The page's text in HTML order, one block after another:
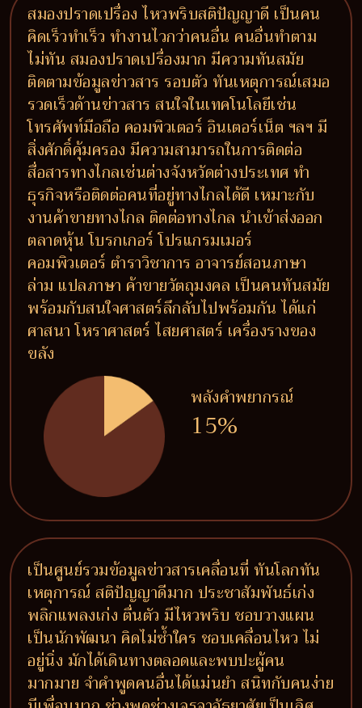
สมองปราดเปรื่อง ไหวพริบสติปัญญาดี เป็นคน
คิดเร็วทำเร็ว ทำงานไวกว่าคนอื่น คนอื่นทำตาม
ไม่ทัน สมองปราดเปรื่องมาก มีความทันสมัย
ติดตามข้อมูลข่าวสาร รอบตัว ทันเหตุการณ์เสมอ
รวดเร็วด้านข่าวสาร สนใจในเทคโนโลยีเช่น
โทรศัพท์มือถือ คอมพิวเตอร์ อินเตอร์เน็ต ฯลฯ มี
สิ่งศักดิ์คุ้มครอง มีความสามารถในการติดต่อ
สื่อสารทางไกลเช่นต่างจังหวัดต่างประเทศ ทำ
ธุรกิจหรือติดต่อคนที่อยู่ทางไกลได้ดี เหมาะกับ
งานค้าขายทางไกล ติดต่อทางไกล นำเข้าส่งออก
ตลาดหุ้น โบรกเกอร์ โปรแกรมเมอร์
คอมพิวเตอร์ ตำราวิชาการ อาจารย์สอนภาษา
ล่าม แปลภาษา ค้าขายวัตถุมงคล เป็นคนทันสมัย
พร้อมกับสนใจศาสตร์ลึกลับไปพร้อมกัน ได้แก่
ศาสนา โหราศาสตร์ ไสยศาสตร์ เครื่องรางของ
ขลัง
พลังคำพยากรณ์
15%
เป็นศูนย์รวมข้อมูลข่าวสารเคลื่อนที่ ทันโลกทัน
เหตุการณ์ สติปัญญาดีมาก ประชาสัมพันธ์เก่ง
พลิกแพลงเก่ง ตื่นตัว มีไหวพริบ ชอบวางแผน
เป็นนักพัฒนา คิดไม่ซ้ำใคร ชอบเคลื่อนไหว ไม่
อยู่นิ่ง มักได้เดินทางตลอดและพบปะผู้คน
มากมาย จำคำพูดคนอื่นได้แม่นยำ สนิทกับคนง่าย